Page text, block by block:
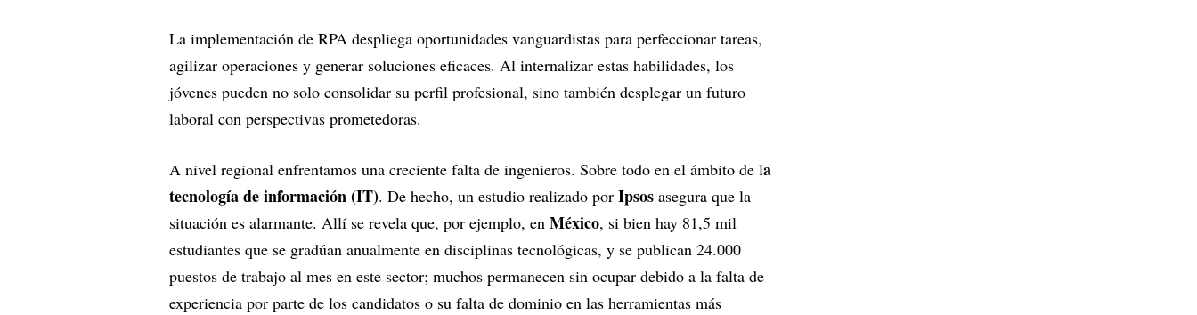
La implementación de RPA despliega oportunidades vanguardistas para perfeccionar tareas,
agilizar operaciones y generar soluciones eficaces. Al internalizar estas habilidades, los
jóvenes pueden no solo consolidar su perfil profesional, sino también desplegar un futuro
laboral con perspectivas prometedoras.
A nivel regional enfrentamos una creciente falta de ingenieros. Sobre todo en el ámbito de la
tecnología de información (IT). De hecho, un estudio realizado por Ipsos asegura que la
situación es alarmante. Allí se revela que, por ejemplo, en México, si bien hay 81,5 mil
estudiantes que se gradúan anualmente en disciplinas tecnológicas, y se publican 24.000
puestos de trabajo al mes en este sector; muchos permanecen sin ocupar debido a la falta de
experiencia por parte de los candidatos o su falta de dominio en las herramientas más